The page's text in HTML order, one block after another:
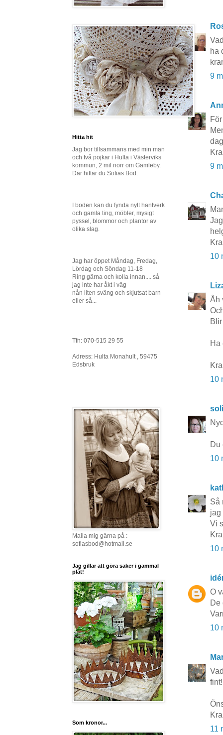
ha
9
9
10
Åh
Ha
10
Du
10
Så
jag
Vi
10
O
De
10
fint!
11
Hitta hit
Jag bor tillsammans med min man
och två pojkar i Hulta i Västerviks
kommun, 2 mil norr om Gamleby.
Där hittar du Sofias Bod.
I boden kan du fynda nytt hantverk
och gamla ting, möbler, mysigt
pyssel, blommor och plantor av
olika slag.
Jag har öppet Måndag, Fredag,
Lördag och Söndag 11-18
Ring gärna och kolla innan.... så
jag inte har åkt i väg
nån liten sväng och skjutsat barn
eller så...
Tfn: 070-515 29 55
Adress: Hulta Monahult , 59475
Edsbruk
Maila mig gärna på :
sofiasbod@hotmail.se
Jag gillar att göra saker i gammal
plåt!
Som kronor...